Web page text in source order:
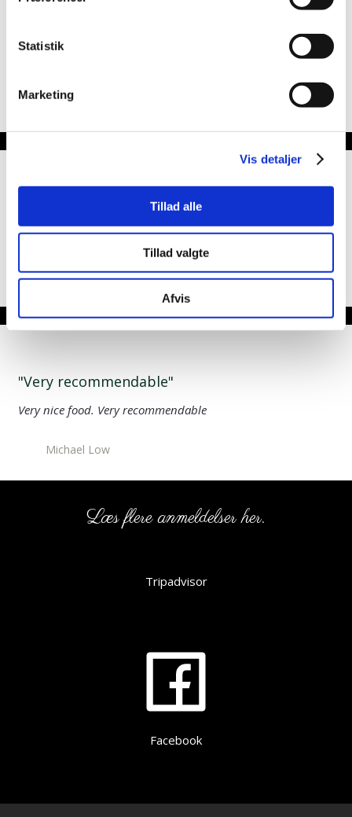
Statistik
Marketing
Vis detaljer
Tillad alle
Tillad valgte
Afvis
Thomas Skov
Best place in town - Simple as that!
Sonny Holm
"Very recommendable"
Very nice food. Very recommendable
Michael Low
Læs ​flere anmeldels​er her.
Tripadvisor​
Facebook